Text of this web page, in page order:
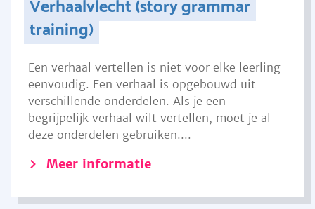
Verhaalvlecht (story grammar
training)
Een verhaal vertellen is niet voor elke leerling
eenvoudig. Een verhaal is opgebouwd uit
verschillende onderdelen. Als je een
begrijpelijk verhaal wilt vertellen, moet je al
deze onderdelen gebruiken....
Meer informatie